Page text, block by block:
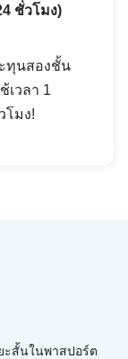
ชั่วโมง)
ทุนสองชั้น
เวลา 1
โมง!
สั้นในพาสปอร์ต